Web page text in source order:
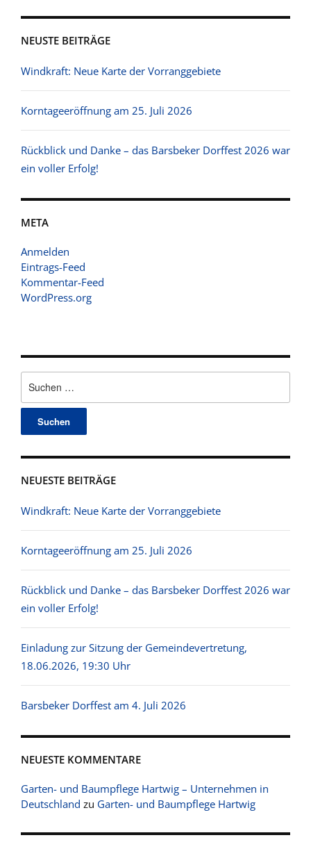
nach:
NEUESTE BEITRÄGE
Windkraft: Neue Karte der Vorranggebiete
Korntageeröffnung am 25. Juli 2026
Rückblick und Danke – das Barsbeker Dorffest 2026 war
ein voller Erfolg!
Einladung zur Sitzung der Gemeindevertretung,
18.06.2026, 19:30 Uhr
Barsbeker Dorffest am 4. Juli 2026
NEUESTE KOMMENTARE
Garten- und Baumpflege Hartwig – Unternehmen in
Deutschland zu Garten- und Baumpflege Hartwig
NEUSTE BEITRÄGE
Windkraft: Neue Karte der Vorranggebiete
Korntageeröffnung am 25. Juli 2026
Rückblick und Danke – das Barsbeker Dorffest 2026 war
ein voller Erfolg!
META
Anmelden
Eintrags-Feed
Kommentar-Feed
WordPress.org